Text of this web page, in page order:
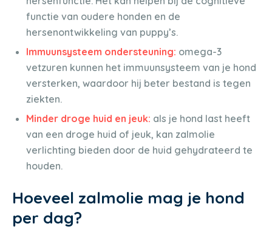
functie van oudere honden en de
hersenontwikkeling van puppy’s.
Immuunsysteem ondersteuning: omega-3
vetzuren kunnen het immuunsysteem van je hond
versterken, waardoor hij beter bestand is tegen
ziekten.
Minder droge huid en jeuk: als je hond last heeft
van een droge huid of jeuk, kan zalmolie
verlichting bieden door de huid gehydrateerd te
houden.
Hoeveel zalmolie mag je hond
per dag?